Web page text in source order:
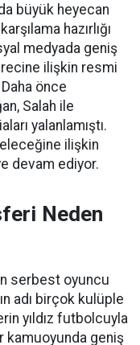
büyük heyecan
hazırlığı
medyada geniş
ilişkin resmi
önce
Salah ile
yalanlamıştı.
ilişkin
devam ediyor.
Neden
serbest oyuncu
adı birçok kulüple
yıldız futbolcuyla
kamuoyunda geniş